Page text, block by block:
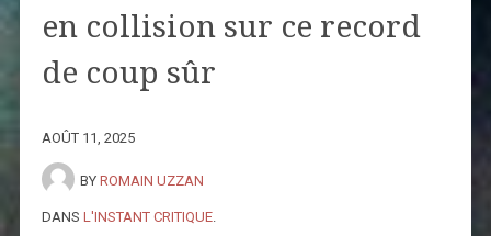
en collision sur ce record
de coup sûr
AOÛT 11, 2025
BY ROMAIN UZZAN
DANS L'INSTANT CRITIQUE.